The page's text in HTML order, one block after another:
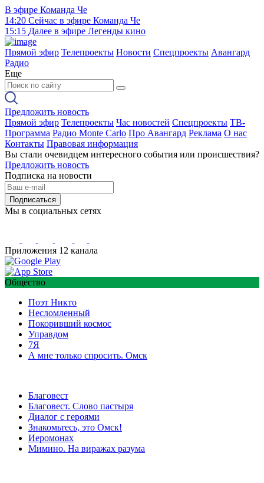
В эфире Команда Че
14:20 Сейчас в эфире Команда Че
15:15 Далее в эфире Легенды кино
Прямой эфир Телепроекты Новости Спецпроекты Авангард
Радио
Еще
Предложить новость
Прямой эфир Телепроекты Час новостей Спецпроекты ТВ-
Программа Радио Monte Carlo Про Авангард Реклама О нас
Контакты Правовая информация
Вы стали очевидцем интересного события или происшествия?
Предложить новость
Подписка на новости
Подписаться
Мы в социальных сетях
Приложения 12 канала
Общество
Поэт Никто
Несломленный
Покоривший космос
Управдом
7Я
А мне только спросить. Омск
Благовест
Благовест. Слово пастыря
Диалог с героями
Знакомьтесь, это Омск!
Иеромонах
Мимино. На виражах разума